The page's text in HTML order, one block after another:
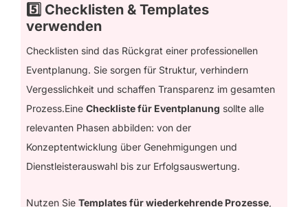
5️⃣ Checklisten & Templates
verwenden
Checklisten sind das Rückgrat einer professionellen
Eventplanung. Sie sorgen für Struktur, verhindern
Vergesslichkeit und schaffen Transparenz im gesamten
Prozess.Eine Checkliste für Eventplanung sollte alle
relevanten Phasen abbilden: von der
Konzeptentwicklung über Genehmigungen und
Dienstleisterauswahl bis zur Erfolgsauswertung.
Nutzen Sie Templates für wiederkehrende Prozesse,